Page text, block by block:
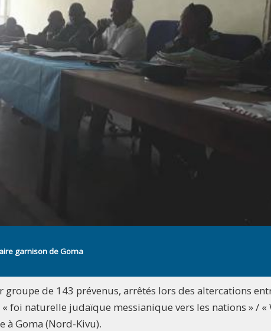
garnison de Goma
groupe de 143 prévenus, arrêtés lors des altercations
foi naturelle judaïque messianique vers les nations » / «
à Goma (Nord-Kivu).